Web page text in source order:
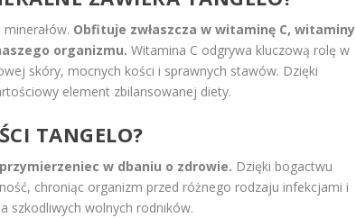
Obfituje zwłaszcza w witaminę C, witaminy
organizmu. Witamina C odgrywa kluczową rolę w
skóry, mocnych kości i sprawnych stawów. Dzięki
element zbilansowanej diety.
TANGELO?
w dbaniu o zdrowie. Dzięki bogactwu
chroniąc organizm przed różnego rodzaju infekcjami i
szkodliwych wolnych rodników.